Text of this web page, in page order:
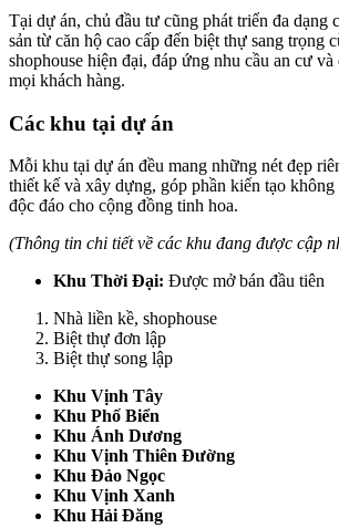
Tại dự án, chủ đầu tư cũng phát triển đa dạng
sản từ căn hộ cao cấp đến biệt thự sang trọng
shophouse hiện đại, đáp ứng nhu cầu an cư
mọi khách hàng.
Các khu tại dự án
Mỗi khu tại dự án đều mang những nét đẹp
thiết kế và xây dựng, góp phần kiến tạo không
độc đáo cho cộng đồng tinh hoa.
(Thông tin chi tiết về các khu đang được cập
Khu Thời Đại: Được mở bán đầu tiên
Nhà liền kề, shophouse
Biệt thự đơn lập
Biệt thự song lập
Khu Vịnh Tây
Khu Phố Biển
Khu Ánh Dương
Khu Vịnh Thiên Đường
Khu Đảo Ngọc
Khu Vịnh Xanh
Khu Hải Đăng